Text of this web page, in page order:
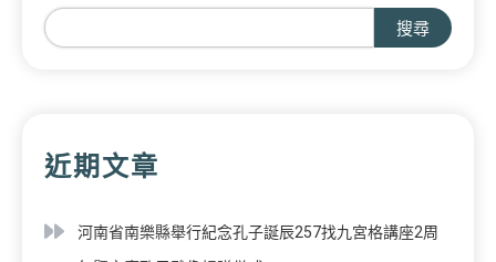
搜尋
近期文章
河南省南樂縣舉行紀念孔子誕辰257找九宮格講座2周